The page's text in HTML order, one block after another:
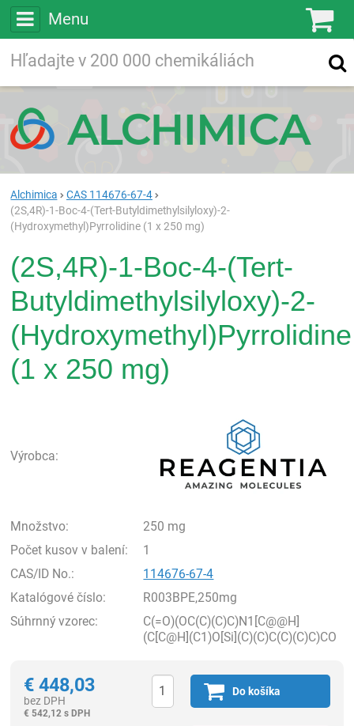
Menu
Vyhľadávanie
Alchimica
CAS 114676-67-4
(2S,4R)-1-Boc-4-(Tert-Butyldimethylsilyloxy)-2-
(Hydroxymethyl)Pyrrolidine (1 x 250 mg)
(2S,4R)-1-Boc-4-(Tert-
Butyldimethylsilyloxy)-2-
(Hydroxymethyl)Pyrrolidine
(1 x 250 mg)
Výrobca:
Množstvo:
250 mg
Počet kusov v balení:
1
CAS/ID No.:
114676-67-4
Katalógové číslo:
R003BPE,250mg
Súhrnný vzorec:
C(=O)(OC(C)(C)C)N1[C@@H]
(C[C@H](C1)O[Si](C)(C)C(C)(C)C)CO
€ 448,03
bez DPH
€ 542,12 s DPH
Do košíka